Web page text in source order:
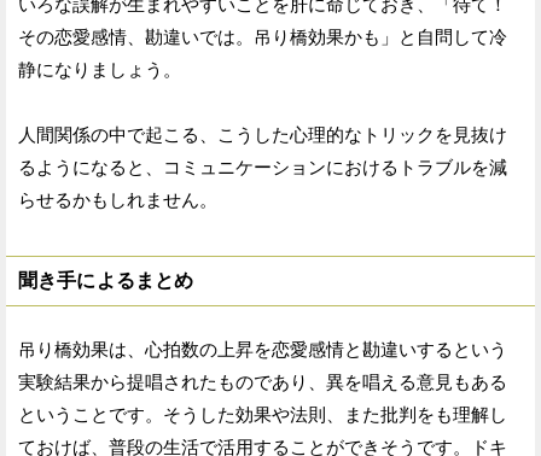
その恋愛感情、勘違いでは。吊り橋効果かも」と自問して冷
静になりましょう。
人間関係の中で起こる、こうした心理的なトリックを見抜け
るようになると、コミュニケーションにおけるトラブルを減
らせるかもしれません。
聞き手によるまとめ
吊り橋効果は、心拍数の上昇を恋愛感情と勘違いするという
実験結果から提唱されたものであり、異を唱える意見もある
ということです。そうした効果や法則、また批判をも理解し
ておけば、普段の生活で活用することができそうです。ドキ